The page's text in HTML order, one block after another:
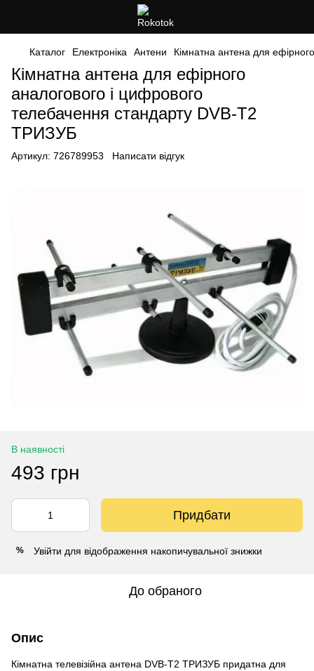
Каталог Електроніка Антени Кімнатна антена для
Кімнатна антена для ефірного
аналогового і цифрового
телебачення стандарту DVB-T2
ТРИЗУБ
Артикул: 726789953 Написати відгук
В наявності
493 грн
Придбати
% Увійти для відображення накопичувальної знижки
До обраного
Опис
Кімнатна телевізійна антена DVB-T2 ТРИЗУБ придатна для